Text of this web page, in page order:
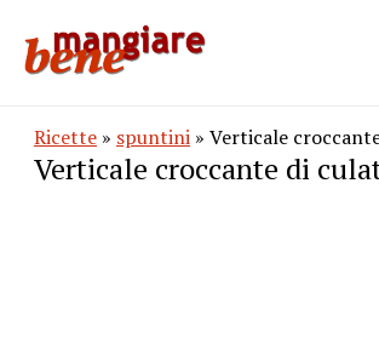
Ricette » spuntini » Verticale
Verticale croccante di